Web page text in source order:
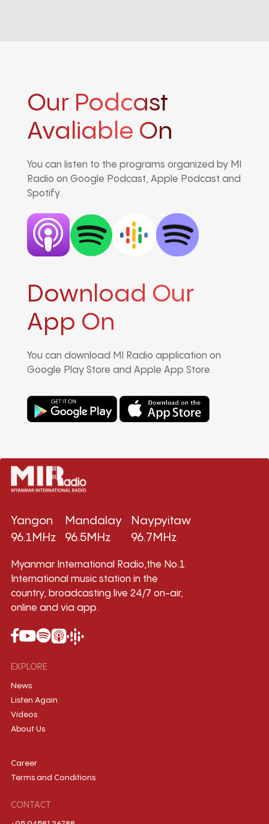
Our Podcast
Avaliable On
You can listen to the programs organized by MI
Radio on Google Podcast, Apple Podcast and
Spotify.
Download Our
App On
You can download MI Radio application on
Google Play Store and Apple App Store.
Yangon
96.1MHz
Mandalay
96.5MHz
Naypyitaw
96.7MHz
Myanmar International Radio,the No.1
International music station in the
country, broadcasting live 24/7 on-air,
online and via app.
EXPLORE
News
Listen Again
Videos
About Us
Career
Terms and Conditions
CONTACT